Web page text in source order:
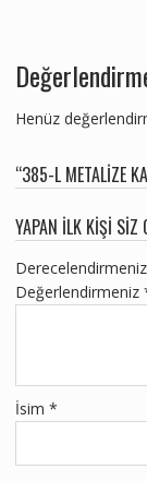
Henüz
“385-L METALIZE
YAPAN ILK KIŞI SIZ
Derecelendirmeniz
Değerlendirmeniz
İsim *